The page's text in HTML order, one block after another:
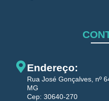
Endereço:
Rua José Gonçalves, nº
MG
Cep: 30640-270